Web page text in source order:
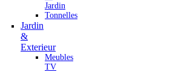
Jardin
Tonnelles
Jardin
&
Exterieur
Meubles
TV